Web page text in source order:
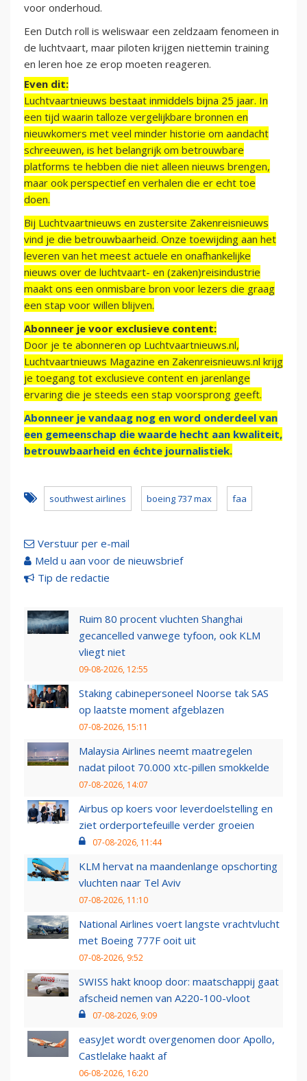
voor onderhoud.
Een Dutch roll is weliswaar een zeldzaam fenomeen in
de luchtvaart, maar piloten krijgen niettemin training
en leren hoe ze erop moeten reageren.
Even dit:
Luchtvaartnieuws bestaat inmiddels bijna 25 jaar. In
een tijd waarin talloze vergelijkbare bronnen en
nieuwkomers met veel minder historie om aandacht
schreeuwen, is het belangrijk om betrouwbare
platforms te hebben die niet alleen nieuws brengen,
maar ook perspectief en verhalen die er echt toe
doen.
Bij Luchtvaartnieuws en zustersite Zakenreisnieuws
vind je die betrouwbaarheid. Onze toewijding aan het
leveren van het meest actuele en onafhankelijke
nieuws over de luchtvaart- en (zaken)reisindustrie
maakt ons een onmisbare bron voor lezers die graag
een stap voor willen blijven.
Abonneer je voor exclusieve content:
Door je te abonneren op Luchtvaartnieuws.nl,
Luchtvaartnieuws Magazine en Zakenreisnieuws.nl krijg
je toegang tot exclusieve content en jarenlange
ervaring die je steeds een stap voorsprong geeft.
Abonneer je vandaag nog en word onderdeel van
een gemeenschap die waarde hecht aan kwaliteit,
betrouwbaarheid en échte journalistiek.
southwest airlines boeing 737 max faa
Verstuur per e-mail
Meld u aan voor de nieuwsbrief
Tip de redactie
Ruim 80 procent vluchten Shanghai
gecancelled vanwege tyfoon, ook KLM
vliegt niet
09-08-2026, 12:55
Staking cabinepersoneel Noorse tak SAS
op laatste moment afgeblazen
07-08-2026, 15:11
Malaysia Airlines neemt maatregelen
nadat piloot 70.000 xtc-pillen smokkelde
07-08-2026, 14:07
Airbus op koers voor leverdoelstelling en
ziet orderportefeuille verder groeien
07-08-2026, 11:44
KLM hervat na maandenlange opschorting
vluchten naar Tel Aviv
07-08-2026, 11:10
National Airlines voert langste vrachtvlucht
met Boeing 777F ooit uit
07-08-2026, 9:52
SWISS hakt knoop door: maatschappij gaat
afscheid nemen van A220-100-vloot
07-08-2026, 9:09
easyJet wordt overgenomen door Apollo,
Castlelake haakt af
06-08-2026, 16:20